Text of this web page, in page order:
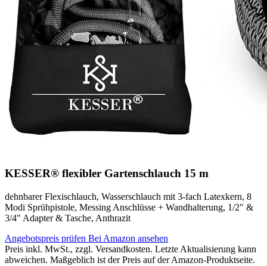
KESSER® flexibler Gartenschlauch 15 m
dehnbarer Flexischlauch, Wasserschlauch mit 3-fach Latexkern, 8
Modi Sprühpistole, Messing Anschlüsse + Wandhalterung, 1/2" &
3/4" Adapter & Tasche, Anthrazit
Angebotspreis prüfen Bei Amazon ansehen
Preis inkl. MwSt., zzgl. Versandkosten. Letzte Aktualisierung kann
abweichen. Maßgeblich ist der Preis auf der Amazon-Produktseite.